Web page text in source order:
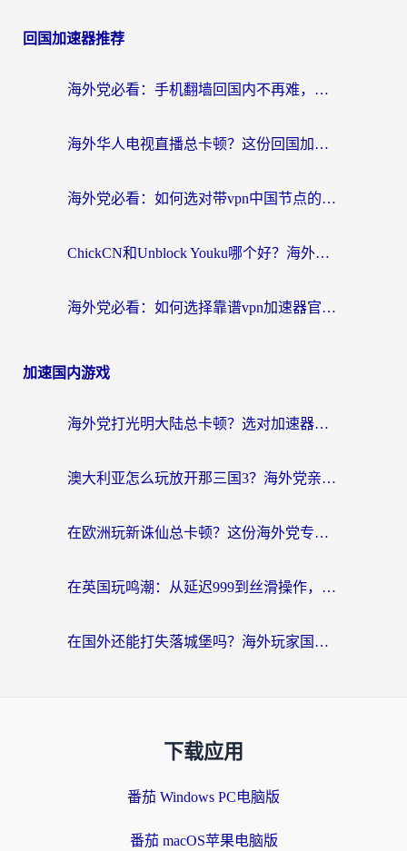
回国加速器推荐
海外党必看：手机翻墙回国内不再难，一篇搞定无缝访问国内资源指南
海外华人电视直播总卡顿？这份回国加速器选择指南帮你无缝看国内资源
海外党必看：如何选对带vpn中国节点的加速器？无缝访问国内资源全攻略
ChickCN和Unblock Youku哪个好？海外党亲测4款热门回国加速器，附避坑指南
海外党必看：如何选择靠谱vpn加速器官网？轻松解决国内APP地区限制
加速国内游戏
海外党打光明大陆总卡顿？选对加速器才是关键！（附亲测好用的推荐）
澳大利亚怎么玩放开那三国3？海外党亲测有效的国服游戏加速指南
在欧洲玩新诛仙总卡顿？这份海外党专属加速器指南帮你解决延迟难题
在英国玩鸣潮：从延迟999到丝滑操作，我是怎么做到的？
在国外还能打失落城堡吗？海外玩家国服游戏加速终极指南（附北美玩online加速器下载技巧）
下载应用
番茄 Windows PC电脑版
番茄 macOS苹果电脑版